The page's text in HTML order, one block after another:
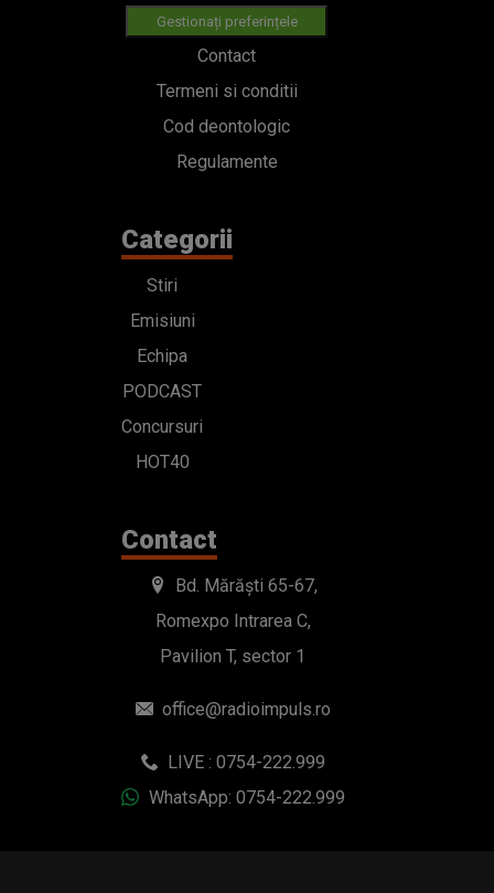
Gestionați preferințele
Contact
Termeni si conditii
Cod deontologic
Regulamente
Categorii
Stiri
Emisiuni
Echipa
PODCAST
Concursuri
HOT40
Contact
Bd. Mărăști 65-67,
Romexpo Intrarea C,
Pavilion T, sector 1
office@radioimpuls.ro
LIVE : 0754-222.999
WhatsApp: 0754-222.999